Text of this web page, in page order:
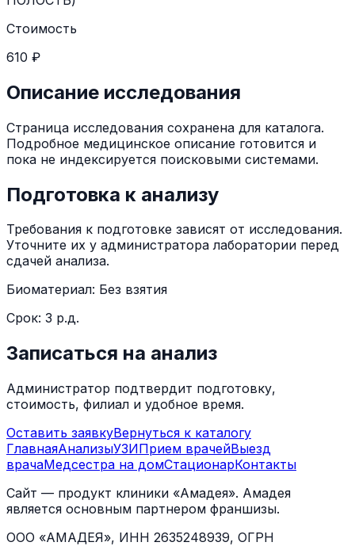
Стоимость
610 ₽
Описание исследования
Страница исследования сохранена для каталога.
Подробное медицинское описание готовится и
пока не индексируется поисковыми системами.
Подготовка к анализу
Требования к подготовке зависят от исследования.
Уточните их у администратора лаборатории перед
сдачей анализа.
Биоматериал: Без взятия
Срок: 3 р.д.
Записаться на анализ
Администратор подтвердит подготовку,
стоимость, филиал и удобное время.
Оставить заявкуВернуться к каталогу
ГлавнаяАнализыУЗИПрием врачейВыезд
врачаМедсестра на домСтационарКонтакты
Сайт — продукт клиники «Амадея». Амадея
является основным партнером франшизы.
ООО «АМАДЕЯ», ИНН 2635248939, ОГРН